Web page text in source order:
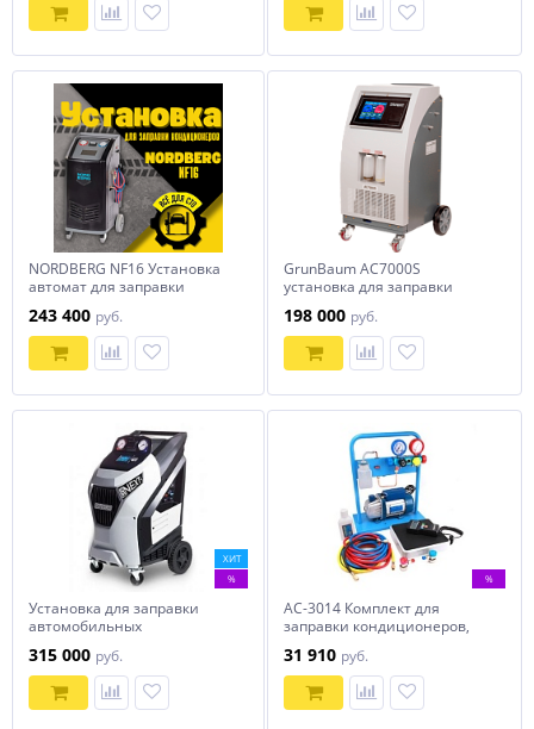
NORDBERG NF16 Установка
автомат для заправки
кондиционеров с принтером
243 400 руб.
GrunBaum AC7000S
установка для заправки
и Wi Fi
198 000 руб.
ХИТ
%
Установка для заправки
автомобильных
ECK NEXT
315 000 руб.
%
AC-3014 Комплект для
заправки кондиционеров,
заправки масла
31 910 руб.